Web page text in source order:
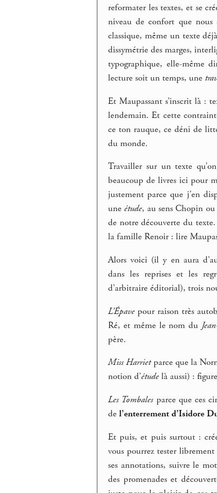
reformater les textes, et se
niveau de confort que
classique, même un texte
dissymétrie des marges,
typographique, elle-même
lecture soit un temps, une
Et Maupassant s’inscrit là :
lendemain. Et cette
ce ton rauque, ce déni de
du monde.
Travailler sur un texte
beaucoup de livres ici pour
justement parce que j’en
uneétude, au sens Chopin
de notre découverte du
la famille Renoir : lire
Alors voici (il y en aura
dans les reprises et les
d’arbitraire éditorial), trois
L’Épave pour raison très
Ré, et même le nom du
père.
Miss Harrietparce que la
notion d’étude là aussi) :
Les Tombalesparce que ces
del’enterrement d’Isidore
Et puis, et puis surtout :
vous pourrez tester
ses annotations, suivre le
des promenades et